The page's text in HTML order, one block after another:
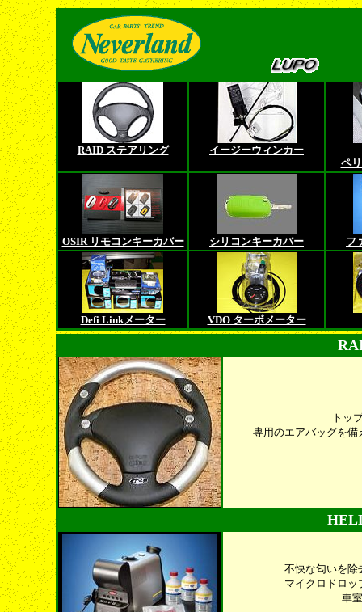
RAID ステアリング
イージーウィンカー
ペ
OSIR リモコンキーカバー シリコンキーカバー フ
Defi Linkメーター VDO ターボメーター
トッ
専用のエアバッグを
不快な匂いを除
マイクロドロッ
車